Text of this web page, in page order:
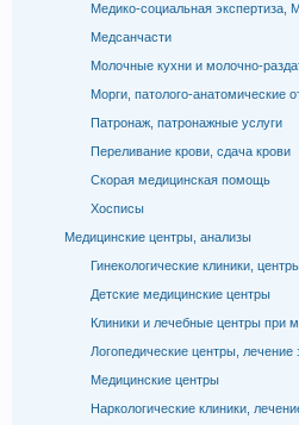
Медико-социальная экспертиза,
Медсанчасти
Молочные кухни и молочно-
Морги, патолого-анатомические
Патронаж, патронажные услуги
Переливание крови, сдача крови
Скорая медицинская помощь
Хосписы
Медицинские центры, анализы
Гинекологические клиники,
Детские медицинские центры
Клиники и лечебные центры при
Логопедические центры, лечение
Медицинские центры
Наркологические клиники,